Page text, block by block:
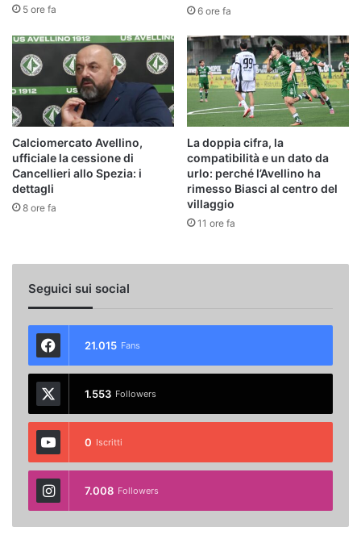
5 ore fa 6 ore fa
Calciomercato Avellino,
ufficiale la cessione di
Cancellieri allo Spezia: i
dettagli
8 ore fa
La doppia cifra, la
compatibilità e un dato da
urlo: perché l’Avellino ha
rimesso Biasci al centro del
villaggio
11 ore fa
Seguici sui social
21.015 Fans
1.553 Followers
0 Iscritti
7.008 Followers